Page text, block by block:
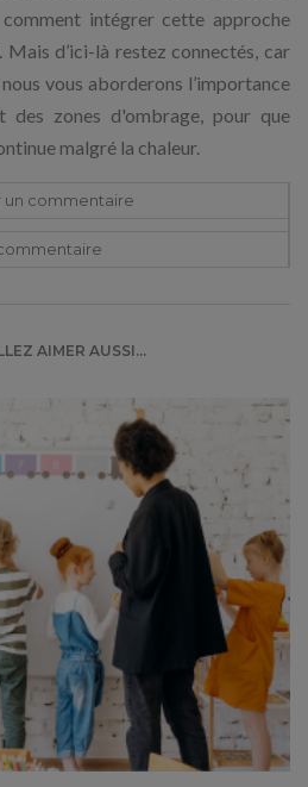
intégrer cette approche
Mais d’ici-là restez connectés, car
vous aborderons l’importance
zones d'ombrage, pour que
malgré la chaleur.
un commentaire
AIMER AUSSI...